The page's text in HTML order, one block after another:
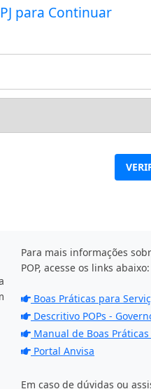
para Continuar
Para mais informações
POP, acesse os links abaixo:
Boas Práticas para
Descritivo POPs -
Manual de Boas
Portal Anvisa
Em caso de dúvidas ou